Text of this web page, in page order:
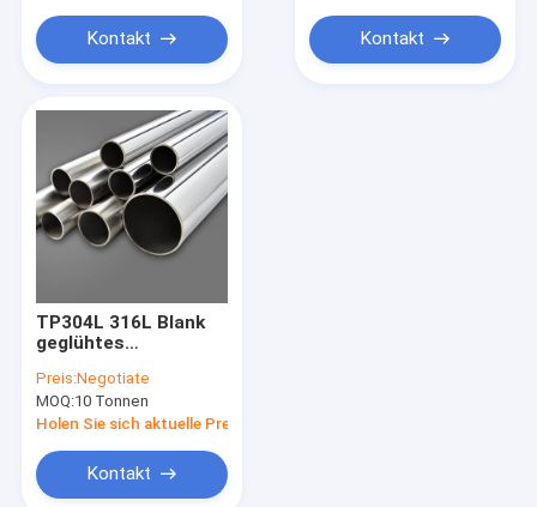
EDELSTAHLSPULE
301 1/2H 3/4H H Spirale aus Edelstahl
EDELSTAHLBAND
Legierter Titanstahl
Edelstahl Rod Bar
Edelstahlwinkel
Flache Stange aus Edelstahl
Kontakt Kontakt
TP304L 316L Blank
geglühtes
Preis:Negotiate
MOQ:10 Tonnen
Holen Sie sich aktuelle Preis
Kontakt